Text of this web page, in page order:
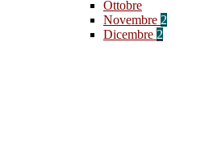
Ottobre
Novembre 2
Dicembre 2